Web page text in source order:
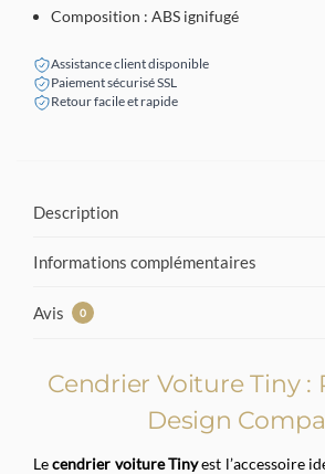
Composition : ABS ignifugé
Assistance client disponible
Paiement sécurisé SSL
Retour facile et rapide
Description
Informations complémentaires
Avis 0
Cendrier Voiture Tiny :
Design
Lecendrier voiture Tinyest l’accessoire